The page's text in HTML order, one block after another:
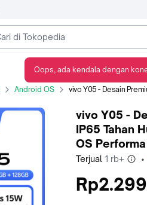
Android OS vivo Y05 - Desain Premium, 6500mAh Tahan 3 Hari, IP65 Tahan Hujan, Tahan Banting Ekstrem,
vivo Y05 -
IP65 Tahan
OS
Terjual 1 rb+ •
Oops, ada kendala dengan